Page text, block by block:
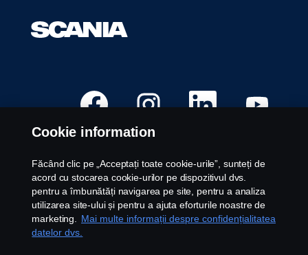
e
d
s
c
d
e
î
n
t
o
e
d
s
c
d
e
î
n
t
r
-
S
d
i
d
e
î
n
t
r
-
d
i
d
e
î
n
t
r
-
Posturi disponibile
Locații carieră
Contactați-ne
Cookie information
Făcând clic pe „Acceptați toate cookie-urile”, sunteți de
acord cu stocarea cookie-urilor pe dispozitivul dvs.
pentru a îmbunătăți navigarea pe site, pentru a analiza
utilizarea site-ului și pentru a ajuta eforturile noastre de
marketing.
Mai multe informații despre confidențialitatea
datelor dvs.